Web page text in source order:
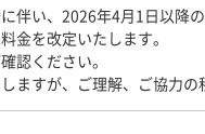
伴い、2026年4月1日以降
金を改定いたします。
認ください。
ますが、ご理解、ご協力